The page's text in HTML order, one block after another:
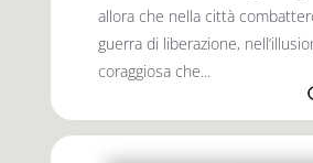
allora che nella città
guerra di liberazione,
coraggiosa che...